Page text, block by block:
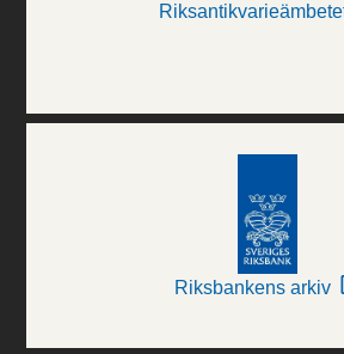
Riksbankens arkiv